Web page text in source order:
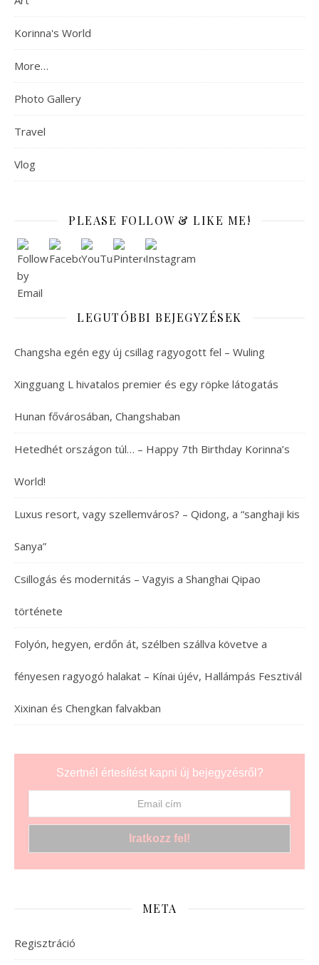
Korinna's World
More…
Photo Gallery
Travel
Vlog
PLEASE FOLLOW & LIKE ME!
LEGUTÓBBI BEJEGYZÉSEK
Changsha egén egy új csillag ragyogott fel – Wuling
Xingguang L hivatalos premier és egy röpke látogatás
Hunan fővárosában, Changshaban
Hetedhét országon túl… – Happy 7th Birthday Korinna’s
World!
Luxus resort, vagy szellemváros? – Qidong, a “sanghaji kis
Sanya”
Csillogás és modernitás – Vagyis a Shanghai Qipao
története
Folyón, hegyen, erdőn át, szélben szállva követve a
fényesen ragyogó halakat – Kínai újév, Hallámpás Fesztivál
Xixinan és Chengkan falvakban
Szertnél értesítést kapni új bejegyzésről?
META
Regisztráció